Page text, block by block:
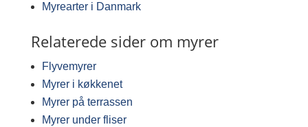
Myrearter i Danmark
Relaterede sider om myrer
Flyvemyrer
Myrer i køkkenet
Myrer på terrassen
Myrer under fliser